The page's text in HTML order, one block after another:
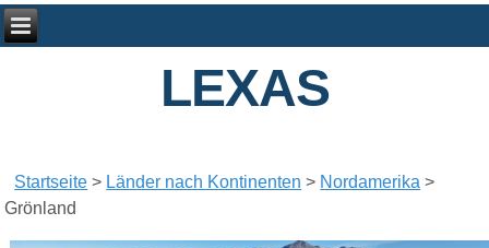
LEXAS
Startseite > Länder nach Kontinenten > Nordamerika >
Grönland